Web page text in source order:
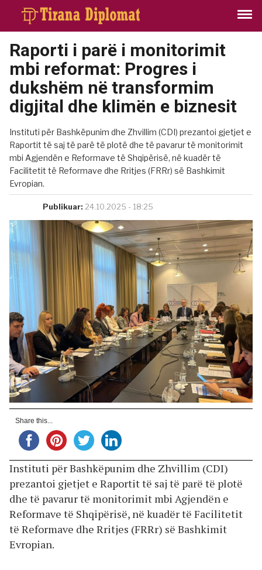
Raporti i parë i monitorimit
mbi reformat: Progres i
dukshëm në transformim
digjital dhe klimën e biznesit
Instituti për Bashkëpunim dhe Zhvillim (CDI) prezantoi gjetjet e
Raportit të saj të parë të plotë dhe të pavarur të monitorimit
mbi Agjendën e Reformave të Shqipërisë, në kuadër të
Facilitetit të Reformave dhe Rritjes (FRRr) së Bashkimit
Evropian.
Publikuar: 24.10.2025 - 18:25
Share this...
Instituti për Bashkëpunim dhe Zhvillim (CDI)
prezantoi gjetjet e Raportit të saj të parë të plotë
dhe të pavarur të monitorimit mbi Agjendën e
Reformave të Shqipërisë, në kuadër të Facilitetit
të Reformave dhe Rritjes (FRRr) së Bashkimit
Evropian.